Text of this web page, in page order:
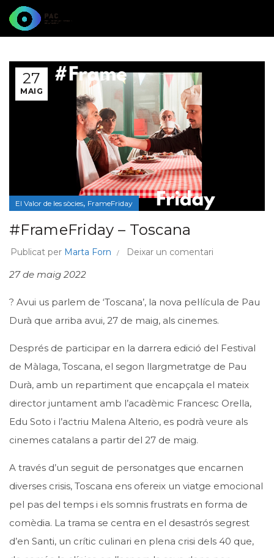
27
MAIG
El Valor de les sòcies, FrameFriday
#FrameFriday – Toscana
Publicat per Marta Forn Deixar un comentari
27 de maig 2022
?️ Avui us parlem de ‘Toscana’, la nova pel·lícula de Pau
Durà que arriba avui, 27 de maig, als cinemes.
Després de participar en la darrera edició del Festival
de Màlaga, Toscana, el segon llargmetratge de Pau
Durà, amb un repartiment que encapçala el mateix
director juntament amb l’acadèmic Francesc Orella,
Edu Soto i l’actriu Malena Alterio, es podrà veure als
cinemes catalans a partir del 27 de maig.
A través d’un seguit de personatges que encarnen
diverses crisis, Toscana ens ofereix un viatge emocional
pel pas del temps i els somnis frustrats en forma de
comèdia. La trama se centra en el desastrós segrest
d’en Santi, un crític culinari en plena crisi dels 40 que,